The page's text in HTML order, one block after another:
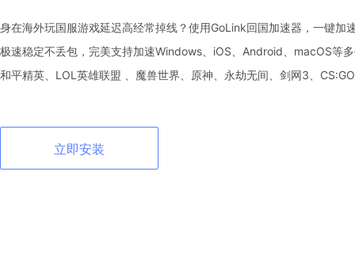
身在海外玩国服游戏延迟高经常掉线？使用GoLink回国加速器，一键加
极速稳定不丢包，完美支持加速Windows、iOS、Android、macOS等
和平精英、LOL英雄联盟 、魔兽世界、原神、永劫无间、剑网3、
立即安装